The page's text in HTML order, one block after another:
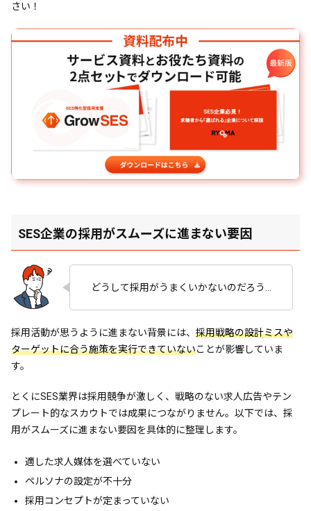
さい！
SES企業の採用がスムーズに進まない要因
どうして採用がうまくいかないのだろう…
採用活動が思うように進まない背景には、 採用戦略の設計ミスや
ターゲットに合う施策を実行できていないことが影響していま
す。
とくにSES業界は採用競争が激しく、戦略のない求人広告やテン
プレート的なスカウトでは成果につながりません。以下では、採
用がスムーズに進まない要因を具体的に整理します。
適した求人媒体を選べていない
ペルソナの設定が不十分
採用コンセプトが定まっていない